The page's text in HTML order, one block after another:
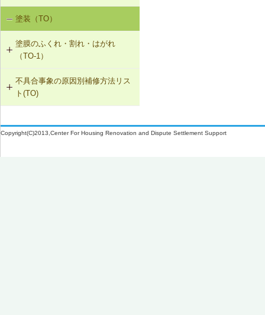
SK-1-002 ダクトの増設
SK-1-004 通気措置を講じた建具へ
の交換
SK-1-003 換気ファンの交換
室内空気の汚染（SK-1）
塗装（TO）
塗膜のふくれ・割れ・はがれ
（TO-1）
TO-1-001 外壁の塗料の塗替え(コン
クリート系下地)
下地)
不具合事象の原因別補修方法リス
ト(TO)
1）
Copyright(C)2013,Center For Housing Renovation and Dispute Settlement Support